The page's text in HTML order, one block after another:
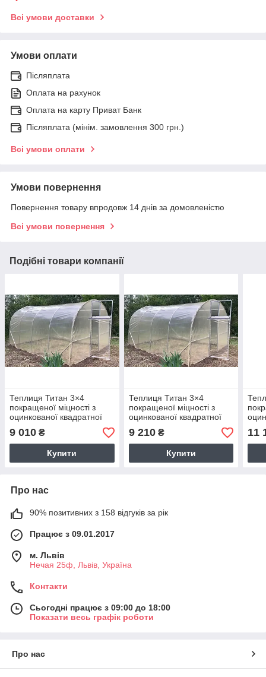
Всі умови доставки
Умови оплати
Післяплата
Оплата на рахунок
Оплата на карту Приват Банк
Післяплата (мінім. замовлення 300 грн.)
Всі умови оплати
Умови повернення
Повернення товару впродовж 14 днів за домовленістю
Всі умови повернення
Подібні товари компанії
Теплиця Титан 3×4
покращеної міцності з
оцинкованої квадратної
труби з плівкою 150 мкм
9 010 ₴
Купити
Теплиця Титан 3×4
покращеної міцності з
оцинкованої квадратної
труби з плівкою 200 мкм
9 210₴
Купити
11
Про нас
90% позитивних з 158 відгуків за рік
Працює з 09.01.2017
м. Львів
Нечая 25ф, Львів, Україна
Контакти
Сьогодні працює з 09:00 до 18:00
Показати весь графік роботи
Про нас